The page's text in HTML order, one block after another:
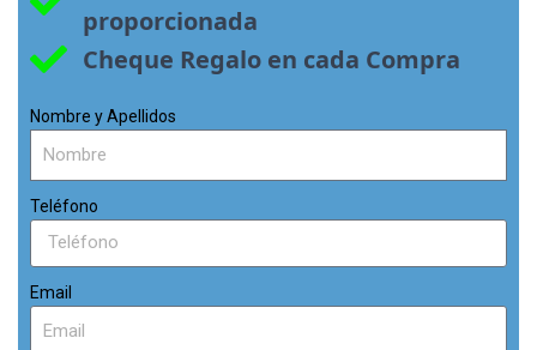
proporcionada
Cheque Regalo en cada Compra
Nombre y Apellidos
Teléfono
Email